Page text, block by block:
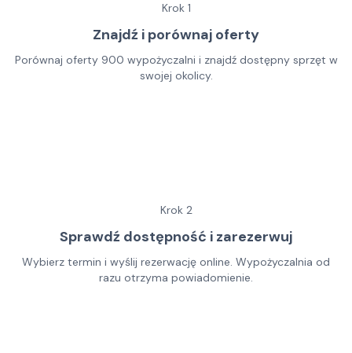
Krok 1
Znajdź i porównaj oferty
Porównaj oferty 900 wypożyczalni i znajdź dostępny sprzęt w
swojej okolicy.
Krok 2
Sprawdź dostępność i zarezerwuj
Wybierz termin i wyślij rezerwację online. Wypożyczalnia od
razu otrzyma powiadomienie.